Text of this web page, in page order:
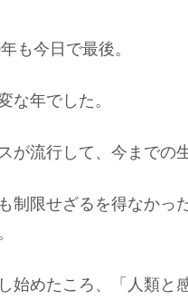
も今日で最後。
な年でした。
が流行して、今までの
制限せざるを得なかっ
始めたころ、「人類と